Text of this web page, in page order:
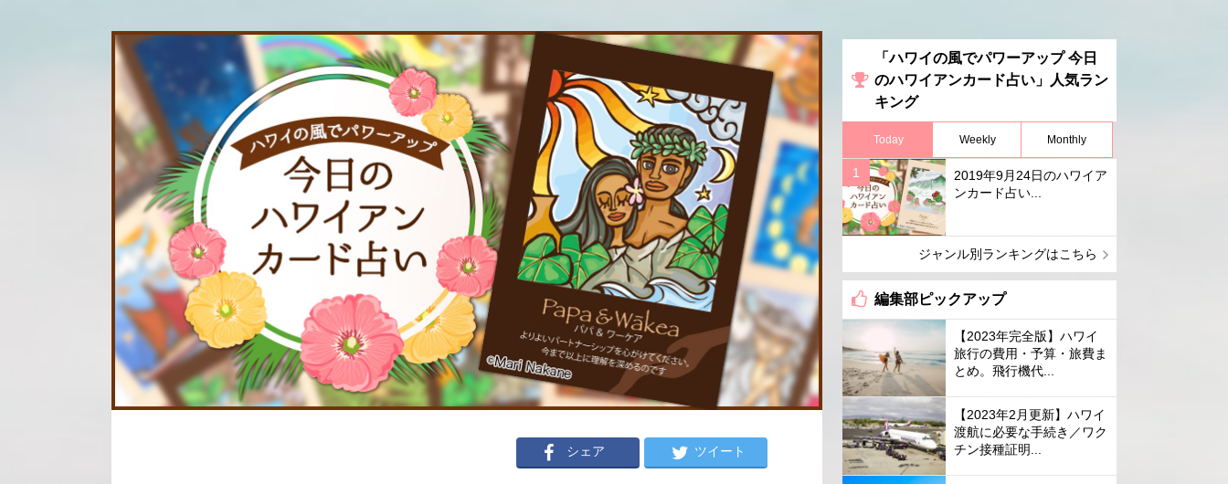
イ
シェア ツイート
「ハワイの風でパワーアップ 今日
のハワイアンカード占い」人気ラン
キング
Today Weekly Monthly
2019年9月24日のハワイア
ンカード占い...
ジャンル別ランキングはこちら
編集部ピックアップ
【2023年完全版】ハワイ
旅行の費用・予算・旅費ま
とめ。飛行機代...
【2023年2月更新】ハワイ
渡航に必要な手続き／ワク
チン接種証明...